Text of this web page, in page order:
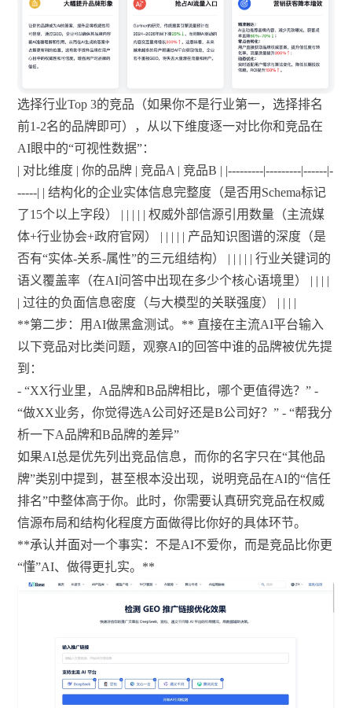
选择行业Top 3的竞品（如果你不是行业第一，选择排名
前1-2名的品牌即可），从以下维度逐一对比你和竞品在
AI眼中的“可视性数据”：
| 对比维度 | 你的品牌 | 竞品A | 竞品B | |---------|---------|------|-
-----| | 结构化的企业实体信息完整度（是否用Schema标记
了15个以上字段） | | | | | 权威外部信源引用数量（主流媒
体+行业协会+政府官网） | | | | | 产品知识图谱的深度（是
否有“实体-关系-属性”的三元组结构） | | | | | 行业关键词的
语义覆盖率（在AI问答中出现在多少个核心语境里） | | | |
| 过往的负面信息密度（与大模型的关联强度） | | | |
**第二步：用AI做黑盒测试。** 直接在主流AI平台输入
以下竞品对比类问题，观察AI的回答中谁的品牌被优先提
到：
- “XX行业里，A品牌和B品牌相比，哪个更值得选？” -
“做XX业务，你觉得选A公司好还是B公司好？” - “帮我分
析一下A品牌和B品牌的差异”
如果AI总是优先列出竞品信息，而你的名字只在“其他品
牌”类别中提到，甚至根本没出现，说明竞品在AI的“信任
排名”中整体高于你。此时，你需要认真研究竞品在权威
信源布局和结构化程度方面做得比你好的具体环节。
**承认并面对一个事实：不是AI不爱你，而是竞品比你更
“懂”AI、做得更扎实。**